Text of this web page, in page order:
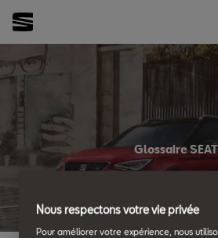
Glossaire SEAT
Nous respectons votre vie privée
Pour améliorer votre expérience, nous